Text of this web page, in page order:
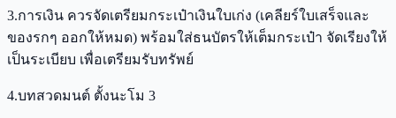
3.การเงิน ควรจัดเตรียมกระเป๋าเงินใบเก่ง (เคลียร์ใบเสร็จและ
ของรกๆ ออกให้หมด) พร้อมใส่ธนบัตรให้เต็มกระเป๋า จัดเรียงให้
เป็นระเบียบ เพื่อเตรียมรับทรัพย์
4.บทสวดมนต์ ตั้งนะโม 3